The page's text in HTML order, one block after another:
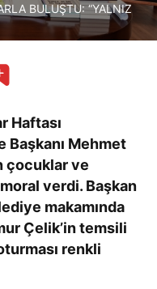
BULUŞTU: “YALNIZ
Haftası
Başkanı Mehmet
çocuklar ve
verdi. Başkan
makamında
Çelik’in temsili
renkli